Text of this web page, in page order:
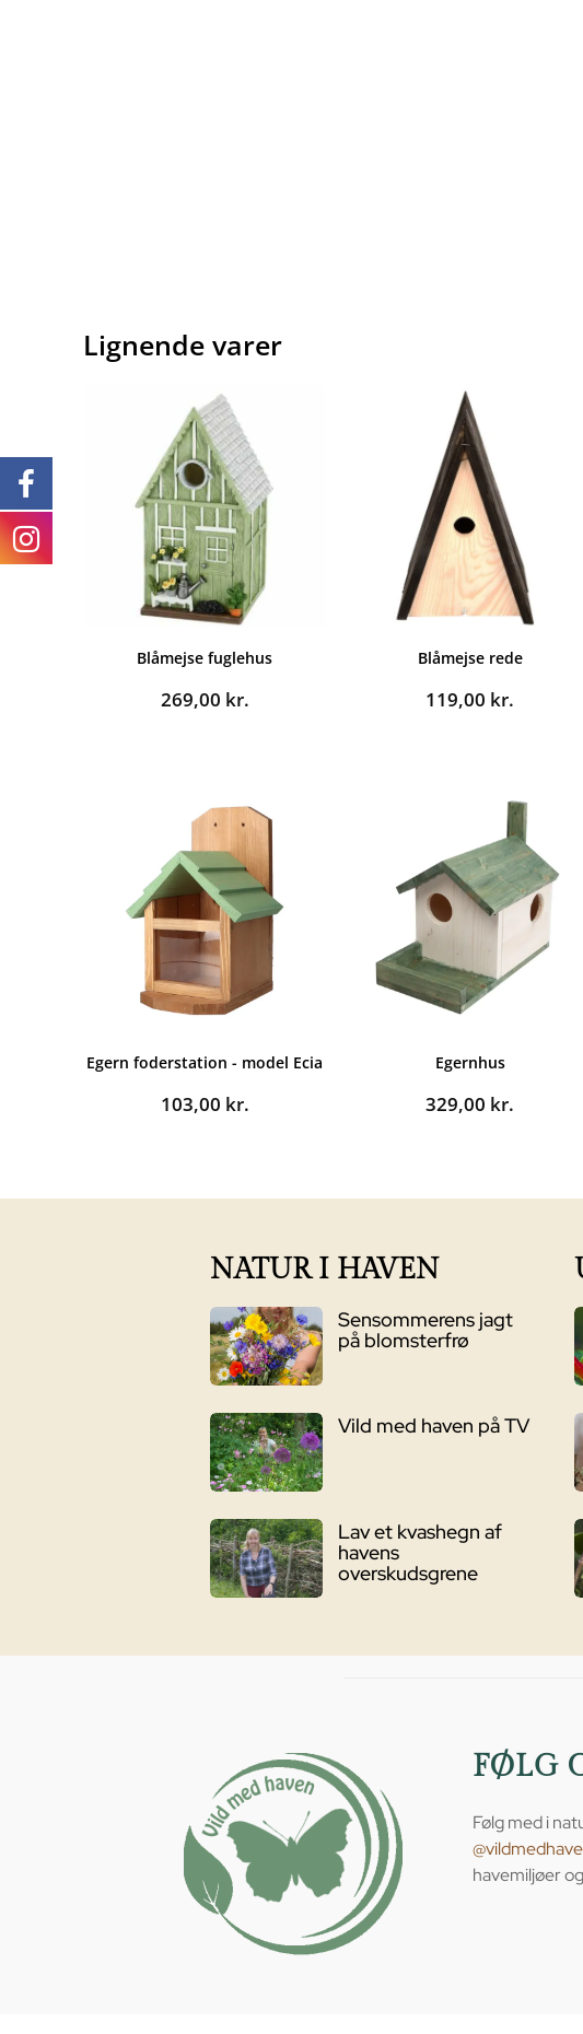
Lignende varer
Blåmejse fuglehus
269,00 kr.
Blåmejse rede
119,00 kr.
Egern foderstation - model Ecia
103,00 kr.
Egernhus
329,00 kr.
NATUR I HAVEN
Sensommerens jagt
på blomsterfrø
Vild med haven på TV
Lav et kvashegn af
havens
overskudsgrene
FØLG
Følg med i
havemiljøer